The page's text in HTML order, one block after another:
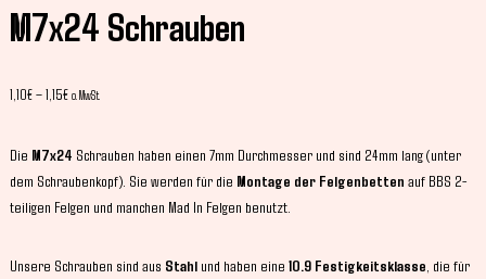
M7x24 Schrauben
1,10€–1,15€ o. MwSt.
Die M7x24 Schrauben haben einen 7mm Durchmesser und sind 24mm lang (unter
dem Schraubenkopf). Sie werden für die Montage der Felgenbetten auf BBS 2-
teiligen Felgen und manchen Mad In Felgen benutzt.
Unsere Schrauben sind aus Stahl und haben eine 10.9 Festigkeitsklasse , die für